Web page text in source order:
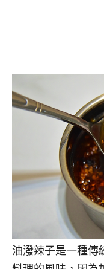
油潑辣子是一種傳